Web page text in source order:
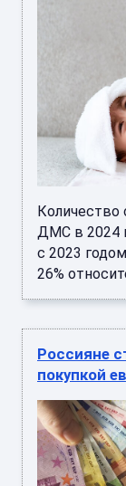
Количество
ДМС в 2024
с 2023
26%
Россияне
покупкой